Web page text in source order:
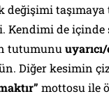
değişimi
de içinde
tutumunu
Diğer kesimin
mottosu ile